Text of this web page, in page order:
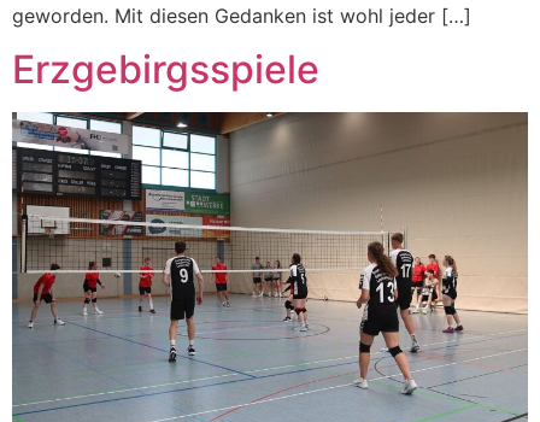
geworden. Mit diesen Gedanken ist wohl jeder […]
Erzgebirgsspiele